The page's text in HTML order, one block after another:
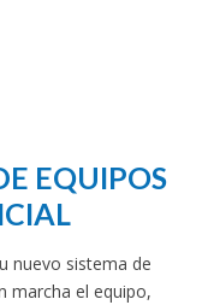
EQUIPOS
nuevo sistema de
marcha el equipo,